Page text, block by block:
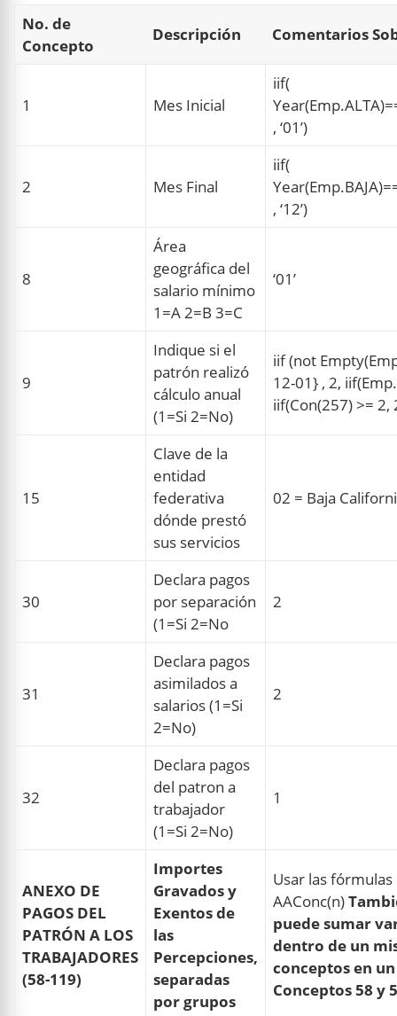
No. de
Concepto
Descripción Comentarios
1 Mes Inicial
iif(
, ‘01’)
2 Mes Final
iif(
, ‘12’)
8
Área
geográfica del
salario mínimo
1=A 2=B 3=C
‘01’
9
Indique si el
patrón realizó
cálculo anual
(1=Si 2=No)
iif (not
12-01} , 2,
iif(Con(257) >= 2,
15
Clave de la
entidad
federativa
dónde prestó
sus servicios
02 = Baja
30
Declara pagos
por separación
(1=Si 2=No
2
31
Declara pagos
asimilados a
salarios (1=Si
2=No)
2
32
Declara pagos
del patron a
trabajador
(1=Si 2=No)
1
ANEXO DE
PAGOS DEL
PATRÓN A LOS
TRABAJADORES
(58-119)
Importes
Gravados y
Exentos de
las
Percepciones,
separadas
por grupos
Usar las fórmulas
AAConc(n)
puede sumar
dentro de un
conceptos en
Conceptos 58 y